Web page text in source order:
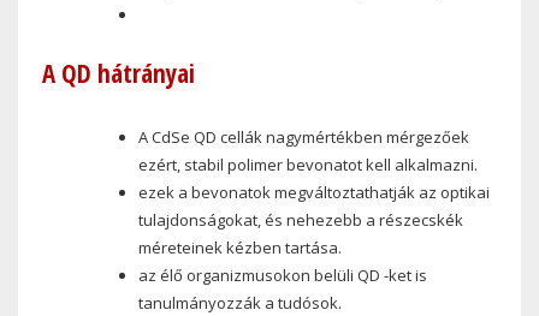
A QD hátrányai
A CdSe QD cellák nagymértékben mérgezőek
ezért, stabil polimer bevonatot kell alkalmazni.
ezek a bevonatok megváltoztathatják az optikai
tulajdonságokat, és nehezebb a részecskék
méreteinek kézben tartása.
az élő organizmusokon belüli QD -ket is
tanulmányozzák a tudósok.